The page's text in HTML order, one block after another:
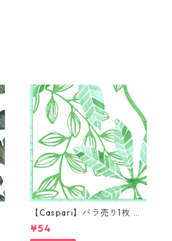
【Caspari】バラ売り1枚 ラ
ンチサイズ ペーパーナプキ
ン LEAF パール×グリーン
¥54